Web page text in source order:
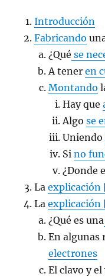
Introducción
Fabricando
¿Qué se
A teneren
Montando
Hay que
Algose
Uniendo
Sino
¿Donde
Laexplicación
Laexplicación
¿Qué es una
En algunas
electrones
El clavo y